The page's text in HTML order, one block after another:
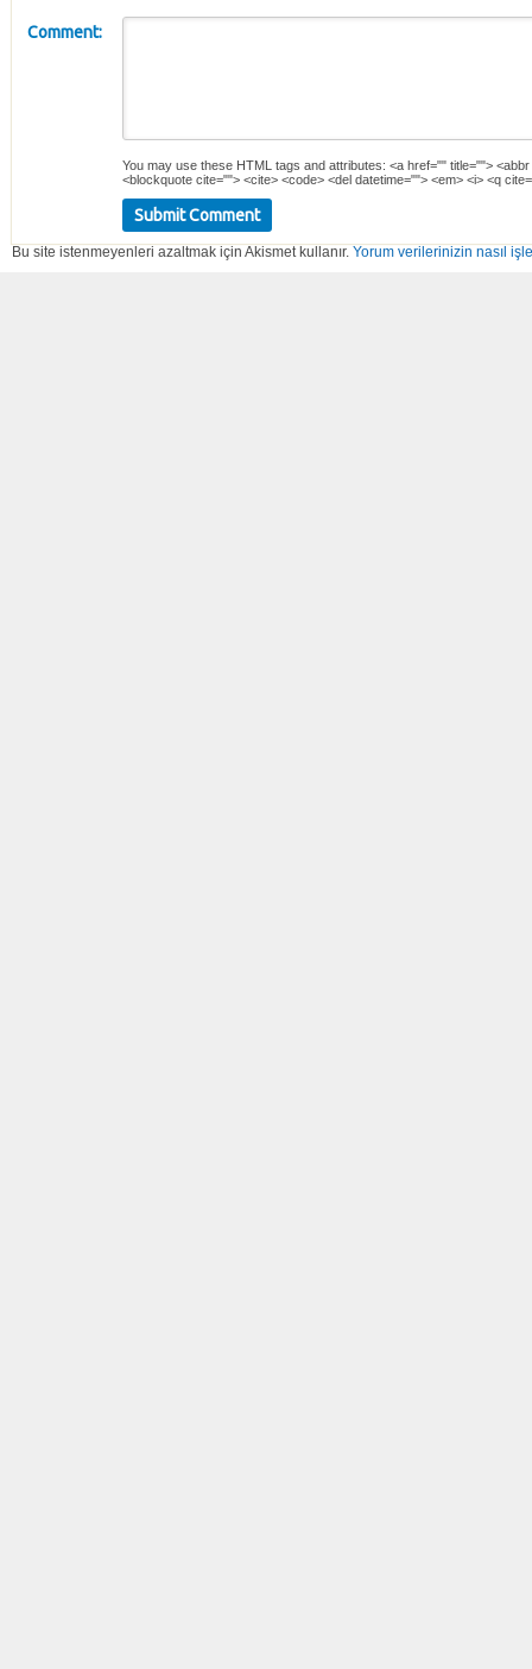
Comment:
You may use these HTML tags and attributes: <a href="" title="">
<blockquote cite=""> <cite> <code> <del datetime=""> <em> <i> <q
Bu site istenmeyenleri azaltmak için Akismet kullanır. Yorum verilerinizin nasıl